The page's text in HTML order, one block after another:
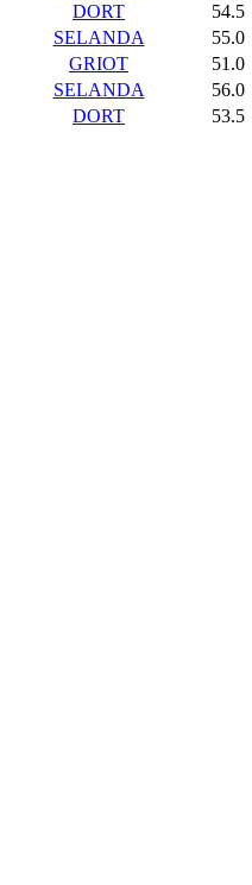
DORT
54.5
SELANDA
55.0
GRIOT
51.0
SELANDA
56.0
DORT 53.5